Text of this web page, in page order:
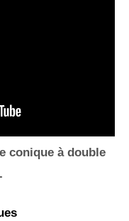
conique à double